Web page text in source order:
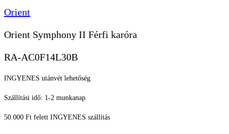
Orient
Orient Symphony II Férfi karóra
RA-AC0F14L30B
INGYENES utánvét lehetőség
Szállítási idő: 1-2 munkanap
50.000 Ft felett INGYENES szállítás